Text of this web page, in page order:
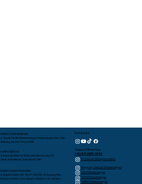
KAMPUS RAWAMANGUN
Jl. Sunan Giri No.1 Rawamangun, Rawamangun, Kec. Pulo
Gadung, Jakarta Timur 13220
KAMPUS BEKASI
Jl. Raya Jati Makmur No.10, Jatimakmur, Kec. Pd.
Gede, Kota Bekasi, Jawa Barat 17413
KAMPUS KEBAYORAN BARU
JL. Bujana Dalam, NO. 48, RT. 009, RW. 01, Gunung, Kec.
Kebayoran Baru, Kota Jakarta Selatan, D.K.I. Jakarta
Kontak Kami
Telepon/WhatsApp
+62 817-0337-1952
RA Sakinah (Kebayoran Baru)
Playgroup Sakinah (Rawamangun)
TKIA 13 Rawamangun
SDIA 13 Rawamangun
SMPIA 12 Rawamangun